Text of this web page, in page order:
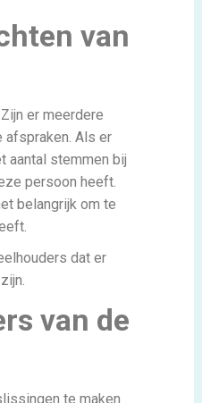
van
er meerdere
afspraken. Als er
aantal stemmen bij
persoon heeft.
belangrijk om te
dat er
van de
te maken